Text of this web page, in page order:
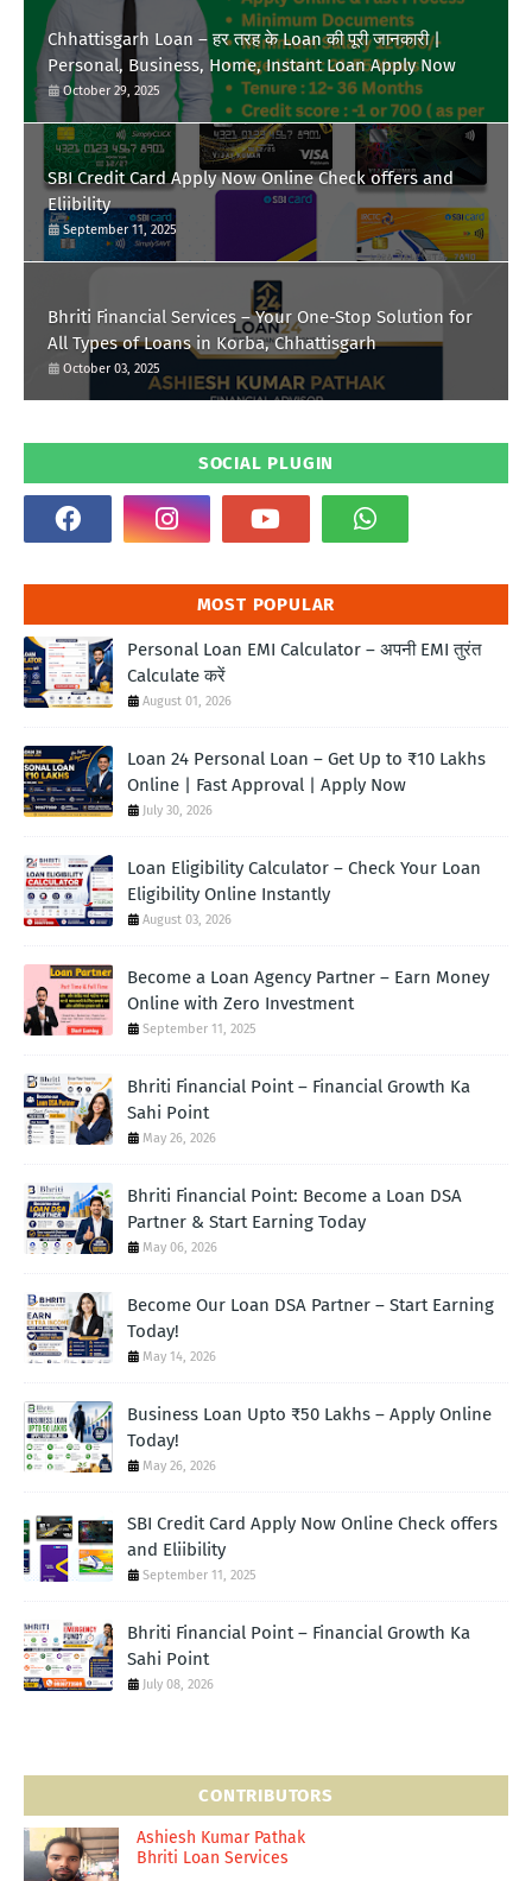
Chhattisgarh Loan – हर तरह के Loan की पूरी जानकारी |
Personal, Business, Home, Instant Loan Apply Now
October 29, 2025
SBI Credit Card Apply Now Online Check offers and
Eliibility
September 11, 2025
Bhriti Financial Services – Your One-Stop Solution for
All Types of Loans in Korba, Chhattisgarh
October 03, 2025
SOCIAL PLUGIN
MOST POPULAR
Personal Loan EMI Calculator – अपनी EMI तुरंत
Calculate करें
August 01, 2026
Loan 24 Personal Loan – Get Up to ₹10 Lakhs
Online | Fast Approval | Apply Now
July 30, 2026
Loan Eligibility Calculator – Check Your Loan
Eligibility Online Instantly
August 03, 2026
Become a Loan Agency Partner – Earn Money
Online with Zero Investment
September 11, 2025
Bhriti Financial Point – Financial Growth Ka
Sahi Point
May 26, 2026
Bhriti Financial Point: Become a Loan DSA
Partner & Start Earning Today
May 06, 2026
Become Our Loan DSA Partner – Start Earning
Today!
May 14, 2026
Business Loan Upto ₹50 Lakhs – Apply Online
Today!
May 26, 2026
SBI Credit Card Apply Now Online Check offers
and Eliibility
September 11, 2025
Bhriti Financial Point – Financial Growth Ka
Sahi Point
July 08, 2026
CONTRIBUTORS
Ashiesh Kumar Pathak
Bhriti Loan Services